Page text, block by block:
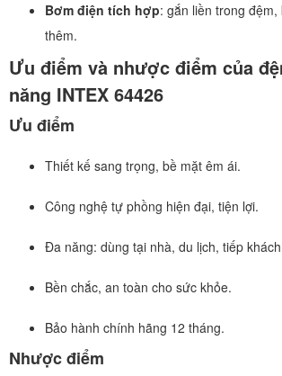
Bơm điện tích hợp: gắn liền trong
thêm.
Ưu điểm và nhược điểm của
năng INTEX 64426
Ưu điểm
Thiết kế sang trọng, bề mặt êm ái.
Công nghệ tự phồng hiện đại, tiện lợi.
Đa năng: dùng tại nhà, du lịch, tiếp
Bền chắc, an toàn cho sức khỏe.
Bảo hành chính hãng 12 tháng.
Nhược điểm